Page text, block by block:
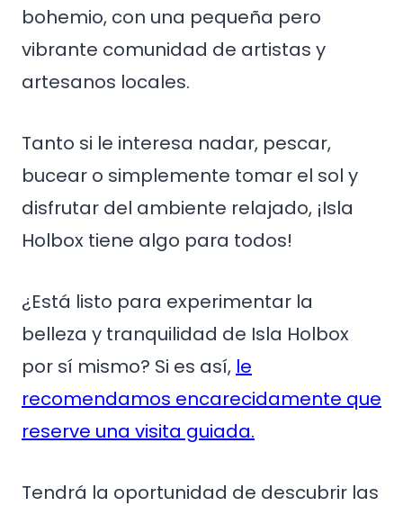
bohemio, con una pequeña pero
vibrante comunidad de artistas y
artesanos locales.
Tanto si le interesa nadar, pescar,
bucear o simplemente tomar el sol y
disfrutar del ambiente relajado, ¡Isla
Holbox tiene algo para todos!
¿Está listo para experimentar la
belleza y tranquilidad de Isla Holbox
por sí mismo? Si es así, le
recomendamos encarecidamente que
reserve una visita guiada.
Tendrá la oportunidad de descubrir las